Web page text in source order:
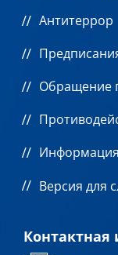
Антитеррор
Обращение
Версия для